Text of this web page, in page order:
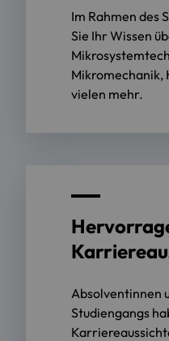
Im Rahmen des
Sie Ihr Wissen
Mikromechanik,
vielen mehr.
Absolventinnen
Studiengangs